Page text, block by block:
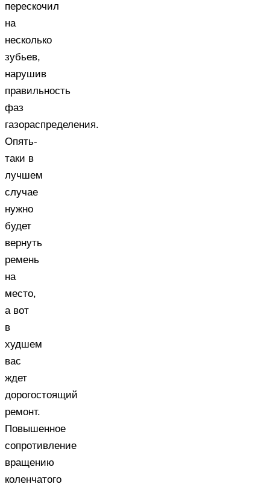
перескочил
на
несколько
зубьев,
нарушив
правильность
фаз
газораспределения.
Опять-
таки в
лучшем
случае
нужно
будет
вернуть
ремень
на
место,
а вот
в
худшем
вас
ждет
дорогостоящий
ремонт.
Повышенное
сопротивление
вращению
коленчатого